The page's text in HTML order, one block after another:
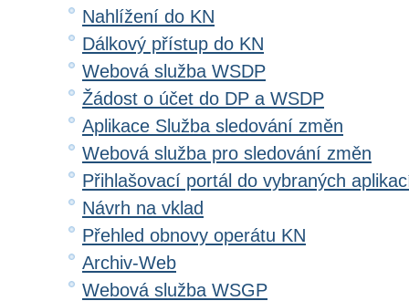
Nahlížení do KN
Dálkový přístup do KN
Webová služba WSDP
Žádost o účet do DP a WSDP
Aplikace Služba sledování změn
Webová služba pro sledování změn
Přihlašovací portál do vybraných
Návrh na vklad
Přehled obnovy operátu KN
Archiv-Web
Webová služba WSGP